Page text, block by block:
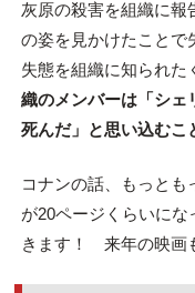
灰原の殺害を組織に報
の姿を見かけたことで
失態を組織に知られた
織のメンバーは「シェ
死んだ」と思い込むこ
コナンの話、もっと
が20ページくらいに
きます！ 来年の映画